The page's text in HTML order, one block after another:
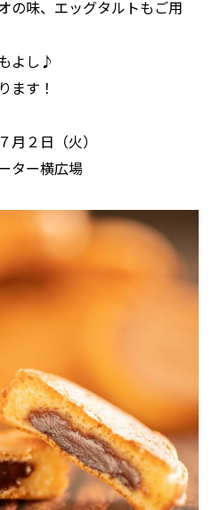
の味、エッグタルトもご用
よし♪
ます！
２日（火）
ター横広場